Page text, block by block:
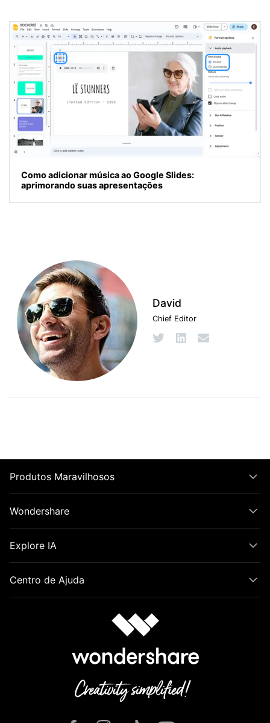
Como adicionar música ao Google Slides:
aprimorando suas apresentações
David
Chief Editor
Produtos Maravilhosos
Wondershare
Explore IA
Centro de Ajuda